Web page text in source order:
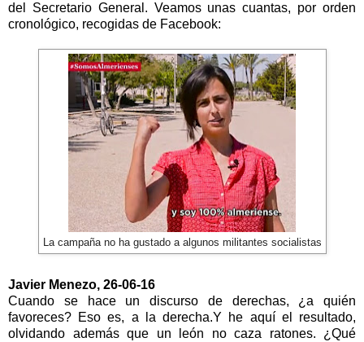
del Secretario General. Veamos unas cuantas, por orden
cronológico, recogidas de Facebook:
La campaña no ha gustado a algunos militantes socialistas
Javier Menezo, 26-06-16
Cuando se hace un discurso de derechas, ¿a quién
favoreces? Eso es, a la derecha.Y he aquí el resultado,
olvidando además que un león no caza ratones. ¿Qué